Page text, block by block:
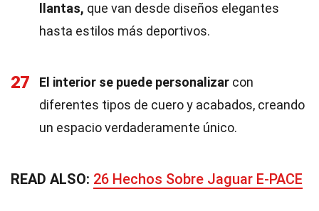
llantas, que van desde diseños elegantes
hasta estilos más deportivos.
27 El interior se puede personalizar con
diferentes tipos de cuero y acabados, creando
un espacio verdaderamente único.
READ ALSO: 26 Hechos Sobre Jaguar E-PACE